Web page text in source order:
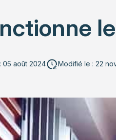
05 août 2024 Modifié le : 22